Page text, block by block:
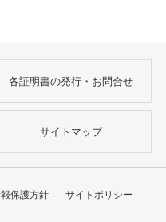
各証明書の発行・お問合せ
サイトマップ
保護方針 サイトポリシー